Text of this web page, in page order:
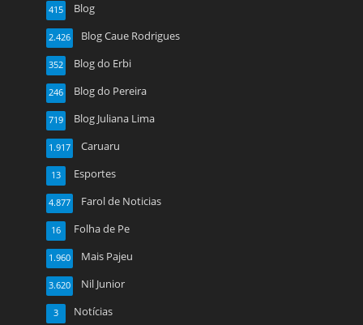
Blog
415
Blog Caue Rodrigues
2.426
Blog do Erbi
352
Blog do Pereira
246
Blog Juliana Lima
719
Caruaru
1.917
Esportes
13
Farol de Noticias
4.877
Folha de Pe
16
Mais Pajeu
1.960
Nil Junior
3.620
Notícias
3